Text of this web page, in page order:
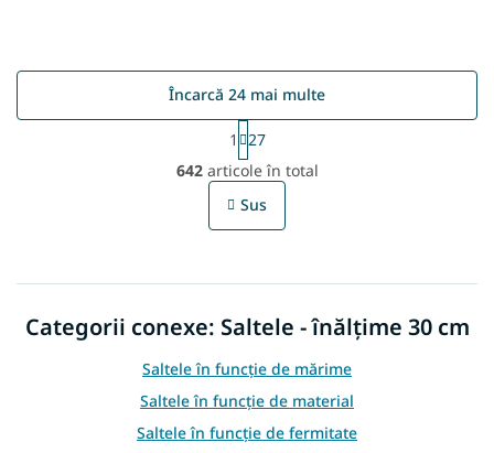
C
o
n
l
l
i
s
t
ă
Încarcă 24 mai multe
P
a
g
i
n
1
27
642articole în total
Sus
Categorii conexe: Saltele - înălţime 30 cm
Saltele în funcție de mărime
Saltele în funcție de material
Saltele în funcție de fermitate